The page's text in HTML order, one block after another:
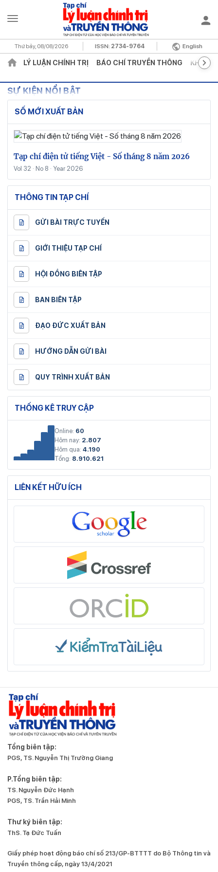
Thứ bảy, 08/08/2026 ISSN: 2734-9764 English
LÝ LUẬN CHÍNH TRỊ BÁO CHÍ TRUYỀN THÔNG KHOA
SỰ KIỆN NỔI BẬT
SỐ MỚI XUẤT BẢN
Tạp chí điện tử tiếng Việt - Số tháng 8 năm 2026
Vol 32 · No 8 · Year 2026
THÔNG TIN TẠP CHÍ
GỬI BÀI TRỰC TUYẾN
GIỚI THIỆU TẠP CHÍ
HỘI ĐỒNG BIÊN TẬP
BAN BIÊN TẬP
ĐẠO ĐỨC XUẤT BẢN
HƯỚNG DẪN GỬI BÀI
QUY TRÌNH XUẤT BẢN
THỐNG KÊ TRUY CẬP
Online: 60
Hôm nay: 2.807
Hôm qua: 4.190
Tổng: 8.910.621
LIÊN KẾT HỮU ÍCH
Tổng biên tập:
PGS, TS. Nguyễn Thị Trường Giang
P.Tổng biên tập:
TS. Nguyễn Đức Hạnh
PGS, TS. Trần Hải Minh
Thư ký biên tập:
ThS. Tạ Đức Tuấn
Giấy phép hoạt động báo chí số 213/GP-BTTTT do Bộ Thông tin và
Truyền thông cấp, ngày 13/4/2021